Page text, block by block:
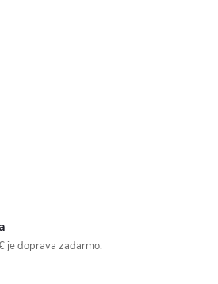
je doprava zadarmo.